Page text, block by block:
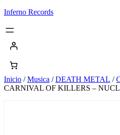
Saltar
contenido
Inferno Records
Inicio /Musica /DEATH METAL /
CARNIVAL OF KILLERS –